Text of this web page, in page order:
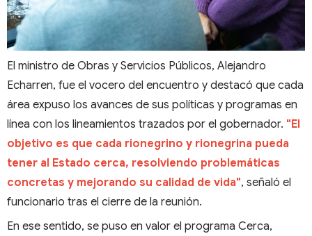
El ministro de Obras y Servicios Públicos, Alejandro
Echarren, fue el vocero del encuentro y destacó que cada
área expuso los avances de sus políticas y programas en
línea con los lineamientos trazados por el gobernador. "El
objetivo es que cada rionegrino y rionegrina pueda
tener al Estado cerca, resolviendo problemáticas
concretas y mejorando su calidad de vida", señaló el
funcionario tras el cierre de la reunión.
En ese sentido, se puso en valor el programa Cerca,